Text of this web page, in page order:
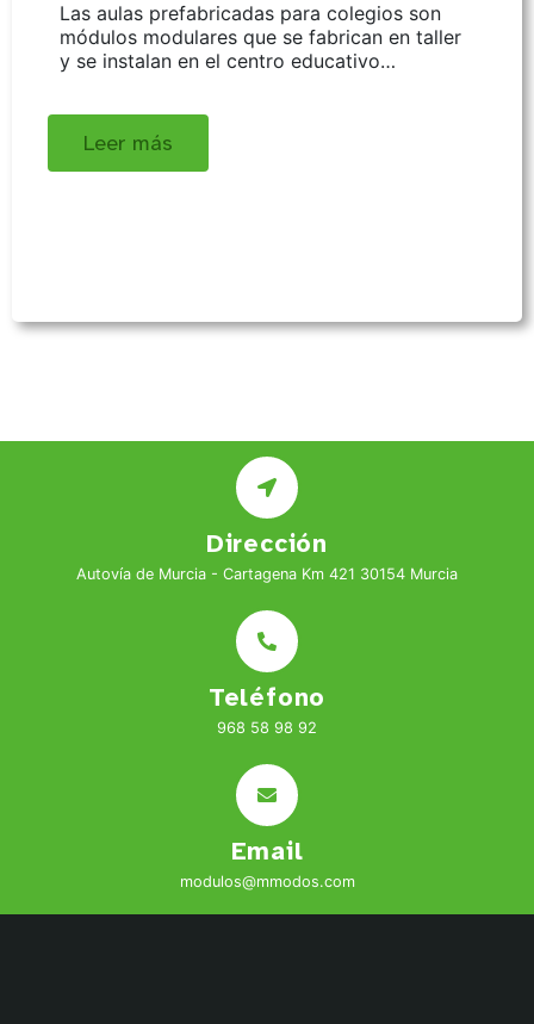
Las aulas prefabricadas para colegios son
módulos modulares que se fabrican en taller
y se instalan en el centro educativo…
Leer más
Dirección
Autovía de Murcia - Cartagena Km 421 30154 Murcia
Teléfono
968 58 98 92
Email
modulos@mmodos.com